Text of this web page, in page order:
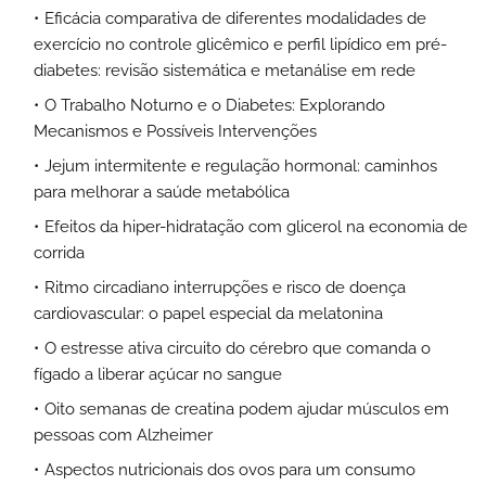
Eficácia comparativa de diferentes modalidades de
exercício no controle glicêmico e perfil lipídico em pré-
diabetes: revisão sistemática e metanálise em rede
O Trabalho Noturno e o Diabetes: Explorando
Mecanismos e Possíveis Intervenções
Jejum intermitente e regulação hormonal: caminhos
para melhorar a saúde metabólica
Efeitos da hiper-hidratação com glicerol na economia de
corrida
Ritmo circadiano interrupções e risco de doença
cardiovascular: o papel especial da melatonina
O estresse ativa circuito do cérebro que comanda o
fígado a liberar açúcar no sangue
Oito semanas de creatina podem ajudar músculos em
pessoas com Alzheimer
Aspectos nutricionais dos ovos para um consumo